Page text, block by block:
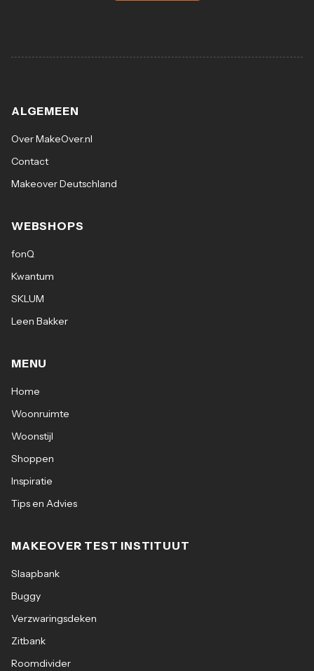
ALGEMEEN
Over MakeOver.nl
Contact
Makeover Deutschland
WEBSHOPS
fonQ
Kwantum
SKLUM
Leen Bakker
MENU
Home
Woonruimte
Woonstijl
Shoppen
Inspiratie
Tips en Advies
MAKEOVER TEST INSTITUUT
Slaapbank
Buggy
Verzwaringsdeken
Zitbank
Roomdivider